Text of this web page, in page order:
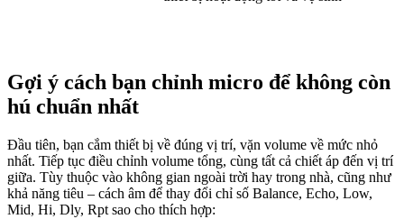
Gợi ý cách bạn chỉnh micro để không còn
hú chuẩn nhất
Đầu tiên, bạn cắm thiết bị về đúng vị trí, vặn volume về mức nhỏ
nhất. Tiếp tục điều chỉnh volume tổng, cùng tất cả chiết áp đến vị trí
giữa. Tùy thuộc vào không gian ngoài trời hay trong nhà, cũng như
khả năng tiêu – cách âm để thay đổi chỉ số Balance, Echo, Low,
Mid, Hi, Dly, Rpt sao cho thích hợp: